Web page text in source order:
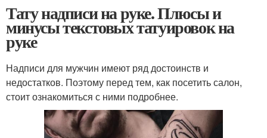
Тату надписи на руке. Плюсы и
минусы текстовых татуировок на
руке
Надписи для мужчин имеют ряд достоинств и
недостатков. Поэтому перед тем, как посетить салон,
стоит ознакомиться с ними подробнее.